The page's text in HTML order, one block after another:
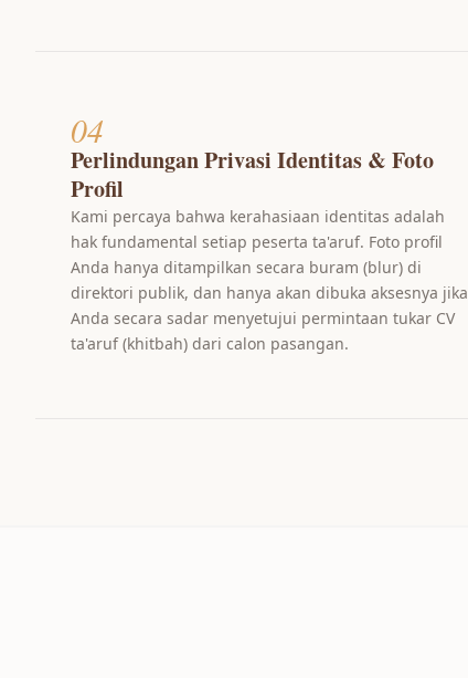
04
Perlindungan Privasi Identitas & Foto
Profil
Kami percaya bahwa kerahasiaan identitas adalah
hak fundamental setiap peserta ta'aruf. Foto profil
Anda hanya ditampilkan secara buram (blur) di
direktori publik, dan hanya akan dibuka aksesnya jika
Anda secara sadar menyetujui permintaan tukar CV
ta'aruf (khitbah) dari calon pasangan.